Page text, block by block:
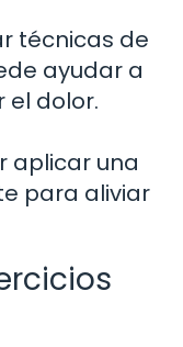
técnicas de
ayudar a
el dolor.
aplicar una
para aliviar